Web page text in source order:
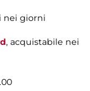
nei giorni
, acquistabile nei